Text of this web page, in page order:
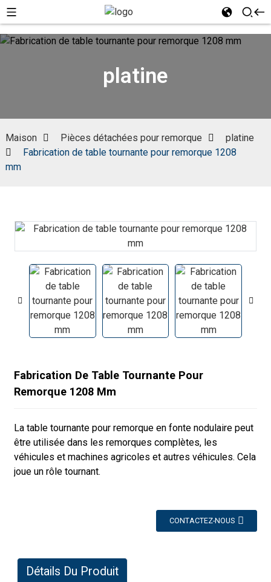
platine
Maison Pièces détachées pour remorque
platine
Fabrication de table tournante pour remorque 1208
mm
Fabrication De Table Tournante Pour
Remorque 1208 Mm
La table tournante pour remorque en fonte nodulaire peut
être utilisée dans les remorques complètes, les
véhicules et machines agricoles et autres véhicules. Cela
joue un rôle tournant.
CONTACTEZ-NOUS
Détails Du Produit